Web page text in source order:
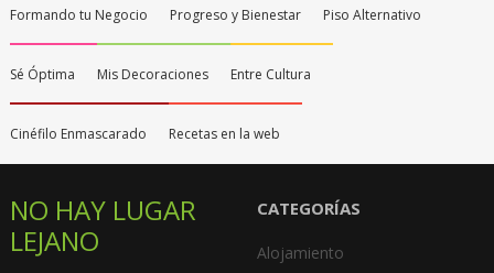
Formando tu Negocio Progreso y Bienestar Piso Alternativo
Sé Óptima Mis Decoraciones Entre Cultura
Cinéfilo Enmascarado Recetas en la web
NO HAY LUGAR
LEJANO
CATEGORÍAS
Alojamiento